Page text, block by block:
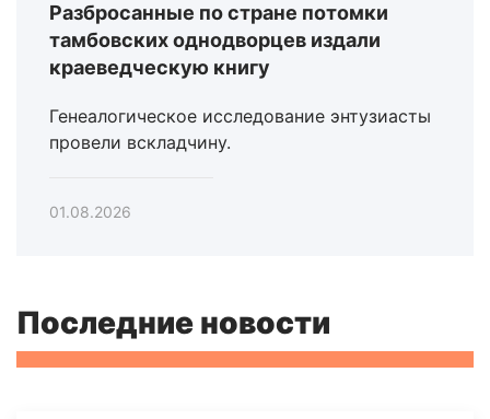
Разбросанные по стране потомки
тамбовских однодворцев издали
краеведческую книгу
Генеалогическое исследование энтузиасты
провели вскладчину.
01.08.2026
Последние новости